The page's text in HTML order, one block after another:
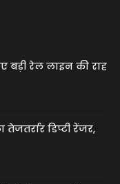
बड़ी रेल लाइन की राह
डिप्टी रेंजर,